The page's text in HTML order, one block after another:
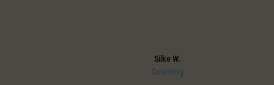
Silke W.
Coaching